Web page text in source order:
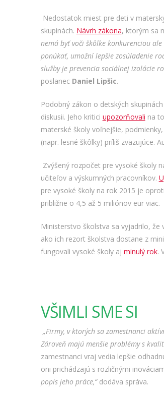
Nedostatok miest pre deti v
skupinách. Návrh zákona, ktorým sa
nemá byť voči škôlke konkurenciou
ponúkať, umožní lepšie zosúladenie
služby je prevencia sociálnej izolácie
poslanec Daniel Lipšic.
Podobný zákon o detských
diskusii. Jeho kritici upozorňovali na
materské školy voľnejšie,
(napr. lesné škôlky) príliš zväzujúce.
Zvýšený rozpočet pre vysoké školy
učiteľov a výskumných pracovníkov.
pre vysoké školy na rok 2015 je
približne o 4,5 až 5 miliónov eur viac.
Ministerstvo školstva sa vyjadrilo,
ako ich rezort školstva dostane z
fungovali vysoké školy aj minulý rok.
VŠIMLI SME SI
„Firmy, v ktorých sa zamestnanci
Zároveň majú menšie problémy s
zamestnanci vraj vedia lepšie
oni prichádzajú s rozličnými
popis jeho práce,“dodáva správa.